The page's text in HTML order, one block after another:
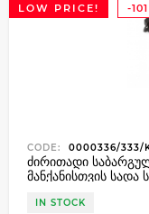
LOW PRICE! -
CODE: 0000336/333/
ძირითადი
მანქანისთვის სადა
IN STOCK